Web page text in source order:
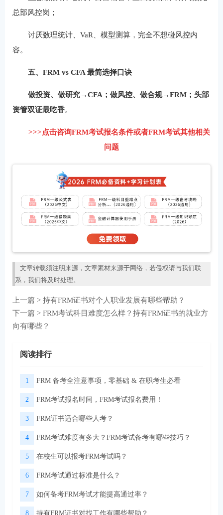
总部风控岗；
讨厌数理统计、VaR、模型测算，完全不想碰风控内
容。
五、FRM vs CFA 最简选择口诀
做投资、做研究→CFA；做风控、做合规→FRM；头部
资管双证最吃香。
>>>点击咨询FRM考试报名条件或者FRM考试其他相关
问题
文章转载须注明来源，文章素材来源于网络，若侵权请与我们联
系，我们将及时处理。
上一篇 > 持有FRM证书对个人职业发展有哪些帮助？
下一篇 > FRM考试科目难度怎么样？持有FRM证书的就业方
向有哪些？
阅读排行
1 FRM 备考全注意事项，零基础 & 在职考生必看
2 FRM考试报名时间，FRM考试报名费用！
3 FRM证书适合哪些人考？
4 FRM考试难度有多大？FRM考试备考有哪些技巧？
5 在校生可以报考FRM考试吗？
6 FRM考试通过标准是什么？
7 如何备考FRM考试才能提高通过率？
8 持有FRM证书对找工作有哪些帮助？